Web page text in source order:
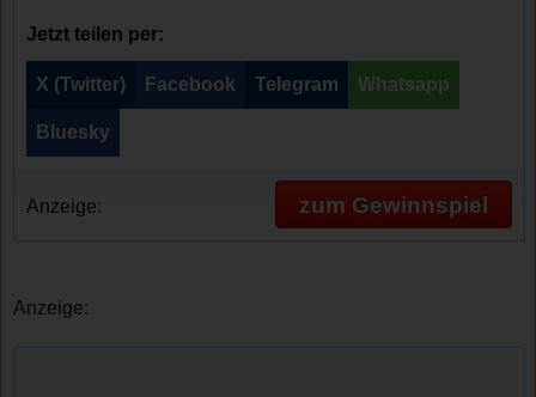
Jetzt teilen per:
X (Twitter) Facebook Telegram Whatsapp
Bluesky
Anzeige: zum Gewinnspiel
Anzeige: